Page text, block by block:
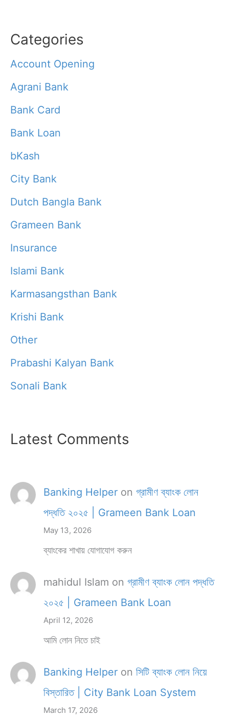
Categories
Account Opening
Agrani Bank
Bank Card
Bank Loan
bKash
City Bank
Dutch Bangla Bank
Grameen Bank
Insurance
Islami Bank
Karmasangsthan Bank
Krishi Bank
Other
Prabashi Kalyan Bank
Sonali Bank
Latest Comments
Banking Helper on গ্রামীণ ব্যাংক লোন
পদ্ধতি ২০২৫ | Grameen Bank Loan
May 13, 2026
ব্যাংকের শাখায় যোগাযোগ করুন
mahidul Islam on গ্রামীণ ব্যাংক লোন পদ্ধতি
২০২৫ | Grameen Bank Loan
April 12, 2026
আমি লোন নিতে চাই
Banking Helper on সিটি ব্যাংক লোন নিয়ে
বিস্তারিত | City Bank Loan System
March 17, 2026